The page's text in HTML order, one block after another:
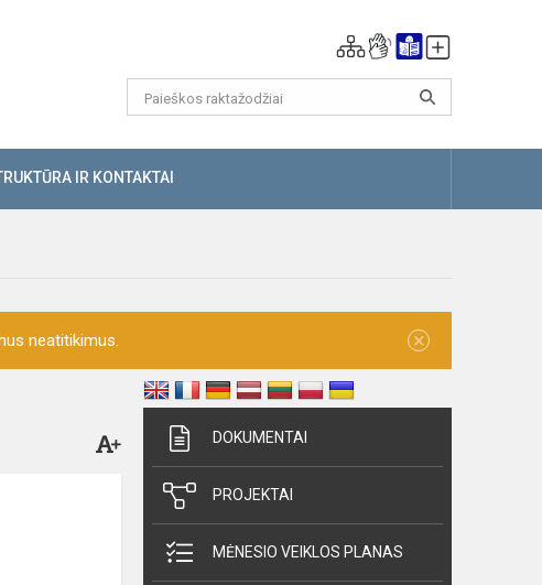
IR KONTAKTAI
neatitikimus. ×
DOKUMENTAI
PROJEKTAI
MĖNESIO VEIKLOS PLANAS